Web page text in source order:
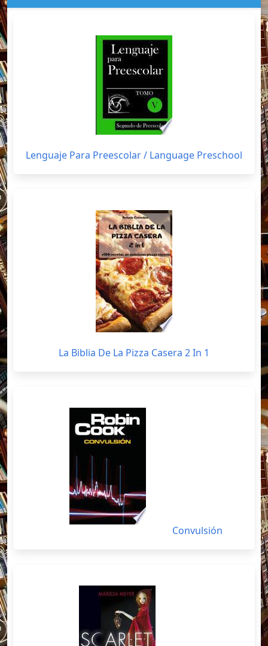
Lenguaje Para Preescolar / Language Preschool
La Biblia De La Pizza Casera 2 In 1
Convulsión